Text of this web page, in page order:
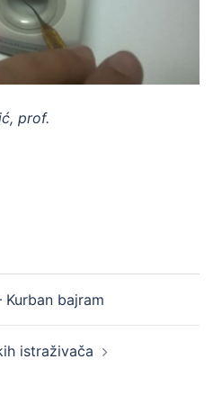
prof.
Kurban bajram
istraživača